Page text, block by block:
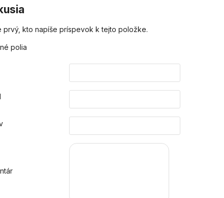
prvý, kto napíše príspevok k tejto položke.
polia